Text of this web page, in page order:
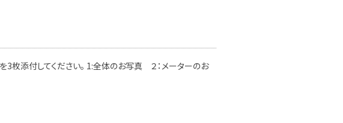
枚添付してください。 1:全体のお写真 ２：メーターのお